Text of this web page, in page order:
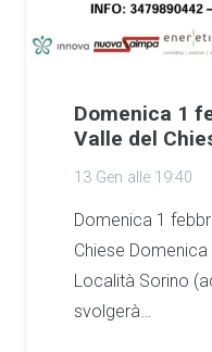
Domenica 1
Valle del
13 Gen alle 19:40
Domenica 1
Chiese
Località Sorino
svolgerà…